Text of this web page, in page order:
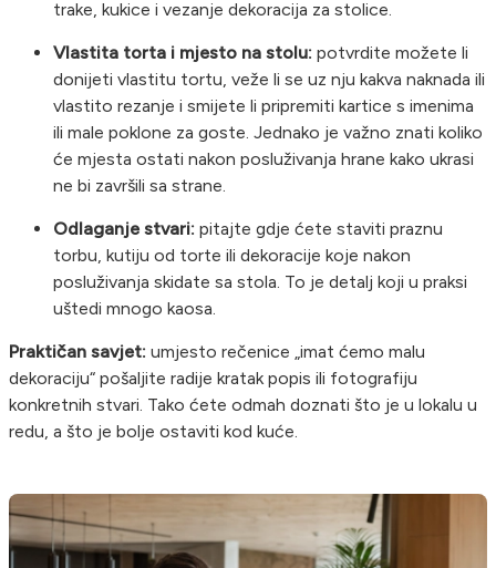
trake, kukice i vezanje dekoracija za stolice.
Vlastita torta i mjesto na stolu: potvrdite možete li
donijeti vlastitu tortu, veže li se uz nju kakva naknada ili
vlastito rezanje i smijete li pripremiti kartice s imenima
ili male poklone za goste. Jednako je važno znati koliko
će mjesta ostati nakon posluživanja hrane kako ukrasi
ne bi završili sa strane.
Odlaganje stvari: pitajte gdje ćete staviti praznu
torbu, kutiju od torte ili dekoracije koje nakon
posluživanja skidate sa stola. To je detalj koji u praksi
uštedi mnogo kaosa.
Praktičan savjet: umjesto rečenice „imat ćemo malu
dekoraciju“ pošaljite radije kratak popis ili fotografiju
konkretnih stvari. Tako ćete odmah doznati što je u lokalu u
redu, a što je bolje ostaviti kod kuće.